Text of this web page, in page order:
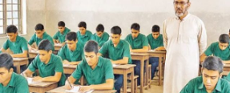
কনভার্টার